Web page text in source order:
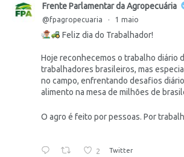
Frente Parlamentar da Agropecuária
@fpagropecuaria · 1 maio
Feliz dia do Trabalhador!
Hoje reconhecemos o trabalho diário
trabalhadores brasileiros, mas
no campo, enfrentando desafios
alimento na mesa de milhões de
O agro é feito por pessoas. Por
2 Twitter